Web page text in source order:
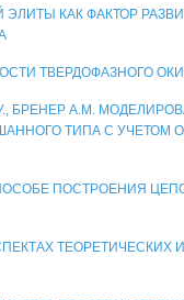
КАК ФАКТОР
ТВЕРДОФАЗНОГО
БРЕНЕР A.M.
ТИПА С УЧЕТОМ
ПОСТРОЕНИЯ